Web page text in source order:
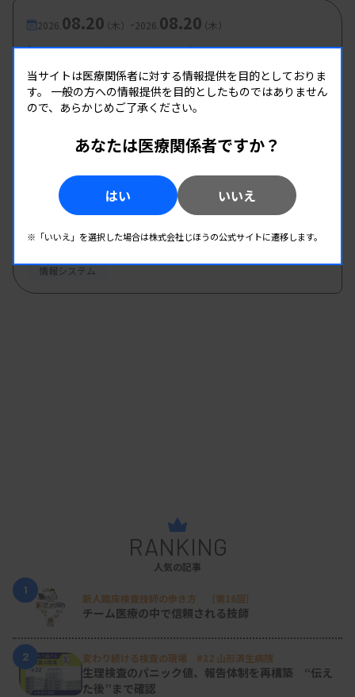
2026. 08.20（木） -2026. 08.20（木）
福岡地区 生理部門勉強会
主催 :福岡県臨床衛生検査技師会
開催場所 : WEB
08.22（土）-2026.08.22（土）
微生物研究班グラム染色実技講習会
情報システム
RANKING
人気の記事
1
新人臨床検査技師の歩き方 ［第16回］
チーム医療の中で信頼される技師
2 変わり続ける検査の現場 #32 山形済生病院
生理検査のパニック値、報告体制を再構築 “伝え
た後”まで確認
当サイトは医療関係者に対する情報提供を目的としておりま
す。 一般の方への情報提供を目的としたものではありません
ので、あらかじめご了承ください。
あなたは医療関係者ですか？
はい いいえ
※「いいえ」を選択した場合は株式会社じほうの公式サイトに遷移します。